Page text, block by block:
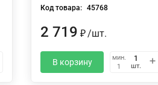
Код товара: 45768
2 719 ₽ /шт.
В корзину
мин.
1
шт.